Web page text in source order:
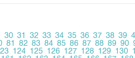
30 31 32 33 34 35 36 37 38 39
81 82 83 84 85 86 87 88 89 90
124 125 126 127 128 129 130